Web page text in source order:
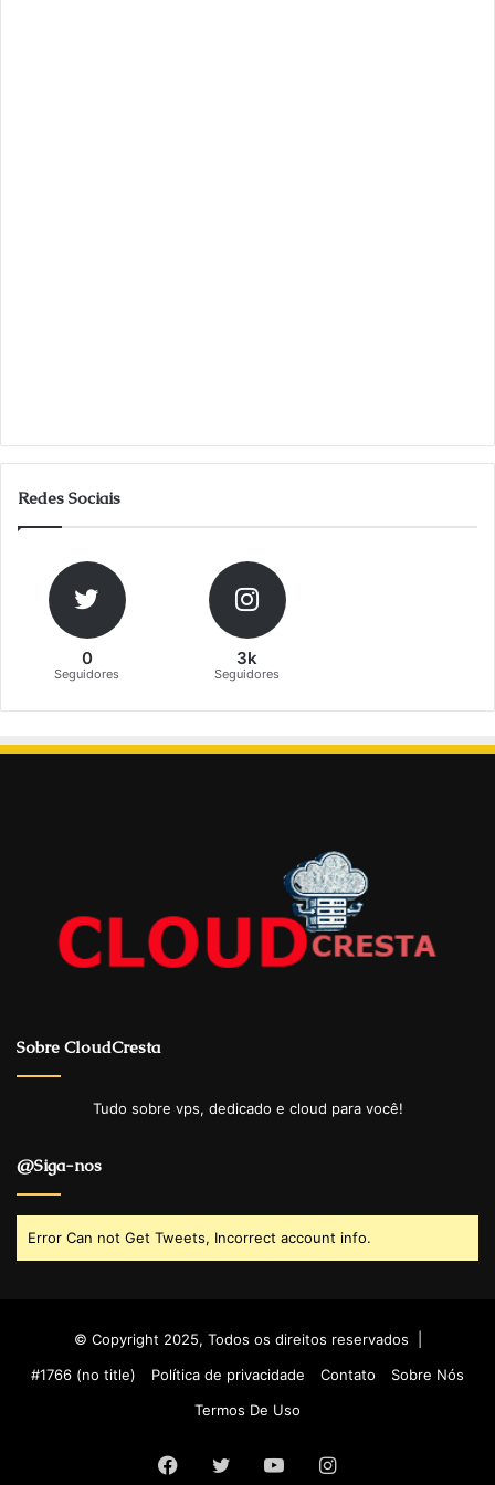
Redes Sociais
0
Seguidores
3k
Seguidores
Sobre CloudCresta
Tudo sobre vps, dedicado e cloud para você!
@Siga-nos
Error Can not Get Tweets, Incorrect account info.
© Copyright 2025, Todos os direitos reservados |
#1766 (no title)
Política de privacidade Contato
Sobre Nós
Termos De Uso
Facebook
Twitter YouTubeInstagram